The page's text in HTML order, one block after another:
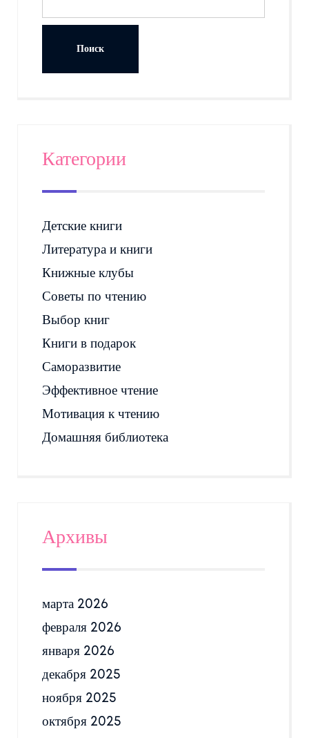
Категории
Детские книги
Литература и книги
Книжные клубы
Советы по чтению
Выбор книг
Книги в подарок
Саморазвитие
Эффективное чтение
Мотивация к чтению
Домашняя библиотека
Архивы
марта 2026
февраля 2026
января 2026
декабря 2025
ноября 2025
октября 2025